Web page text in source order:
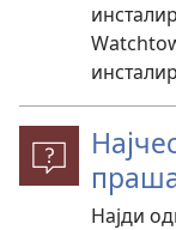
Најди